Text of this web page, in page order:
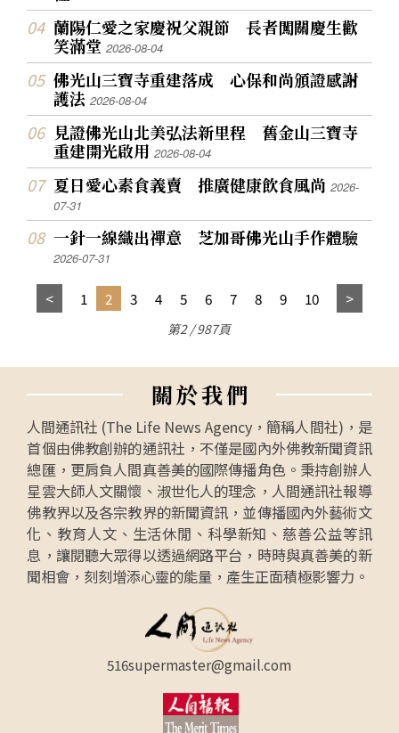
蘭陽仁愛之家慶祝父親節 長者闖關慶生歡
笑滿堂2026-08-04
佛光山三寶寺重建落成 心保和尚頒證感謝
護法2026-08-04
見證佛光山北美弘法新里程 舊金山三寶寺
重建開光啟用2026-08-04
夏日愛心素食義賣 推廣健康飲食風尚2026-
07-31
一針一線織出禪意 芝加哥佛光山手作體驗
2026-07-31
1 2 3 4 5 6 7 8 9 10
第2 / 987頁
關於我們
人間通訊社 (The Life News Agency，簡稱人間社)，是
首個由佛教創辦的通訊社，不僅是國內外佛教新聞資訊
總匯，更肩負人間真善美的國際傳播角色。秉持創辦人
星雲大師人文關懷、淑世化人的理念，人間通訊社報導
佛教界以及各宗教界的新聞資訊，並傳播國內外藝術文
化、教育人文、生活休閒、科學新知、慈善公益等訊
息，讓閱聽大眾得以透過網路平台，時時與真善美的新
聞相會，刻刻增添心靈的能量，產生正面積極影響力。
516supermaster@gmail.com